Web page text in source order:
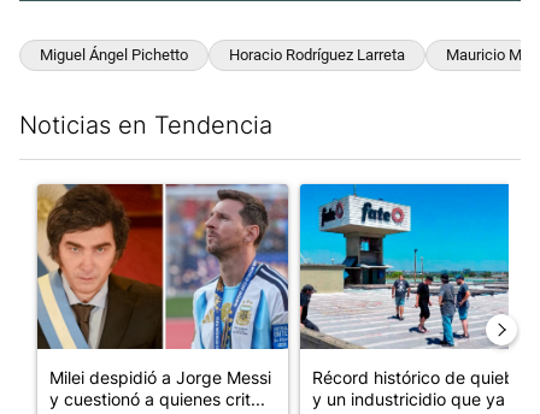
Miguel Ángel Pichetto Horacio Rodríguez Larreta Mauricio
Noticias en Tendencia
Un artículo de tendencia con el título "Milei despidió a Jorge
Milei despidió a Jorge Messi
y cuestionó a quienes crit...
Un artículo de tendencia
Récord histórico de quiebras
y un industricidio que ya ...